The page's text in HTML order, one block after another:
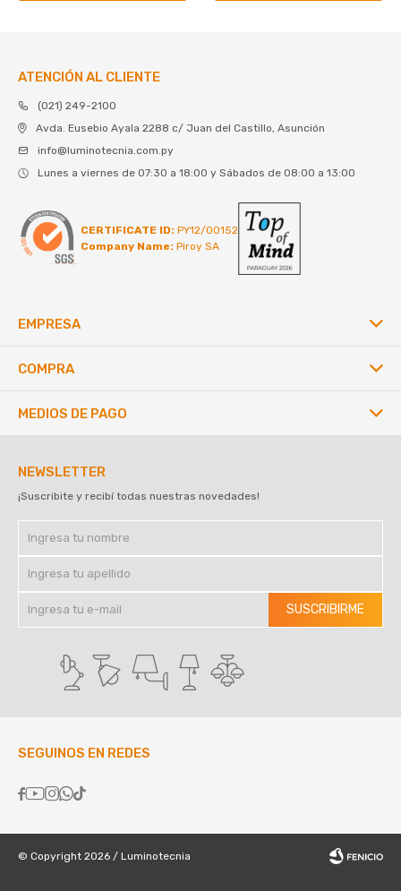
ATENCIÓN AL CLIENTE
(021) 249-2100
Avda. Eusebio Ayala 2288 c/ Juan del Castillo, Asunción
info@luminotecnia.com.py
Lunes a viernes de 07:30 a 18:00 y Sábados de 08:00 a 13:00
CERTIFICATE ID: PY12/00152
Company Name: Piroy SA
EMPRESA
COMPRA
NEWSLETTER
¡Suscribite y recibí todas nuestras novedades!
SUSCRIBIRME
SEGUINOS EN REDES

MEDIOS DE PAGO
© Copyright 2026 / Luminotecnia